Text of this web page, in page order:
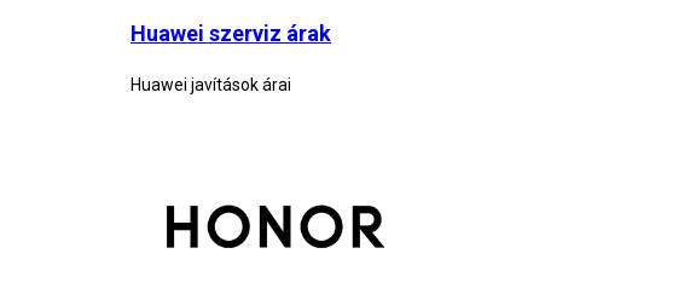
Huawei szerviz árak
Huawei javítások árai